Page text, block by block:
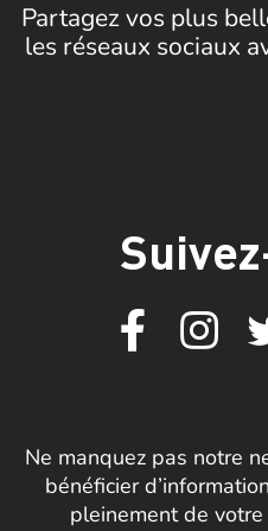
Partagez vos plus
les réseaux sociaux
Ne manquez pas notre
bénéficier
pleinement de